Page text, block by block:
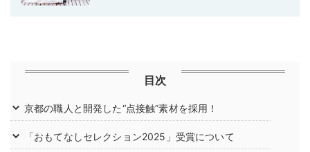
目次
京都の職人と開発した“点接触”素材を採用！
「おもてなしセレクション2025」受賞について